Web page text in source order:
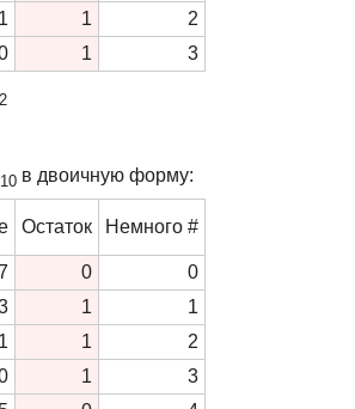
1 1
2
1
3
2
10 в двоичную форму:
Остаток Немного #
0
0
1
1
1
2
1
3